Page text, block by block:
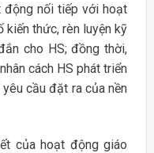
nối tiếp với hoạt
kiến thức, rèn luyện kỹ
cho HS; đồng thời,
cách HS phát triển
cầu đặt ra của nền
của hoạt động giáo